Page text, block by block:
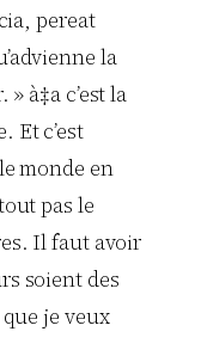
pereat
la
à‡a c’est la
Et c’est
monde en
pas le
Il faut avoir
soient des
je veux